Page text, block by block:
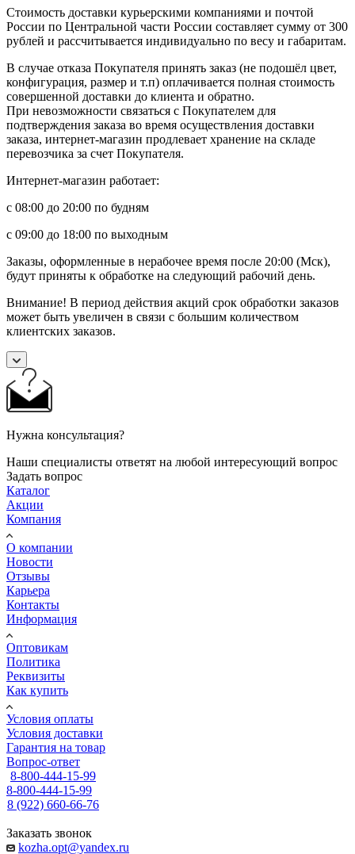
Стоимость доставки курьерскими компаниями и почтой
России по Центральной части России составляет сумму от 300
рублей и рассчитывается индивидуально по весу и габаритам.
В случае отказа Покупателя принять заказ (не подошёл цвет,
конфигурация, размер и т.п) оплачивается полная стоимость
совершенной доставки до клиента и обратно.
При невозможности связаться с Покупателем для
подтверждения заказа во время осуществления доставки
заказа, интернет-магазин продлевает хранение на складе
перевозчика за счет Покупателя.
Интернет-магазин работает:
с 08:00 до 20:00 по будням
с 09:00 до 18:00 по выходным
Заказы, оформленные в нерабочее время после 20:00 (Мск),
будут приняты к обработке на следующий рабочий день.
Внимание! В период действия акций срок обработки заказов
может быть увеличен в связи с большим количеством
клиентских заказов.
Нужна консультация?
Наши специалисты ответят на любой интересующий вопрос
Задать вопрос
Каталог
Акции
Компания
О компании
Новости
Отзывы
Карьера
Контакты
Информация
Оптовикам
Политика
Реквизиты
Как купить
Условия оплаты
Условия доставки
Гарантия на товар
Вопрос-ответ
8-800-444-15-99
8-800-444-15-99
8 (922) 660-66-76
Заказать звонок
kozha.opt@yandex.ru